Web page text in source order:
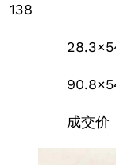
138
90.8×54
成交价（